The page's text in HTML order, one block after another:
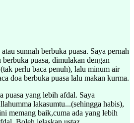
sunnah berbuka puasa. Saya pernah
puasa, dimulakan dengan
perlu baca penuh), lalu minum air
doa berbuka puasa lalu makan kurma.
puasa yang lebih afdal. Saya
lakasumtu...(sehingga habis),
memang baik,cuma ada yang lebih